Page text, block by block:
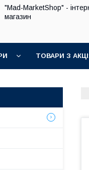
"Mad-MarketShop" -
магазин
ТОВАРИ З